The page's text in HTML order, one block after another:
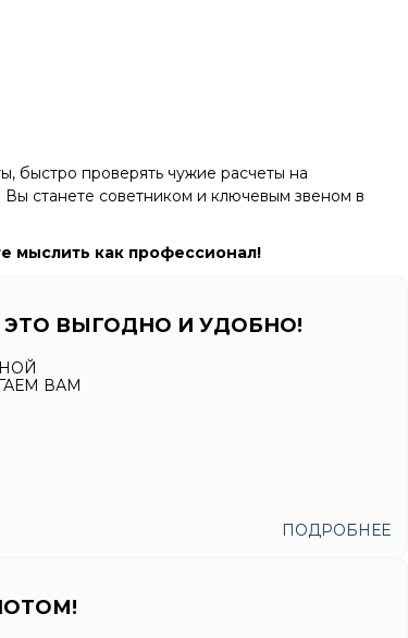
быстро проверять чужие расчеты на
Вы станете советником и ключевым звеном в
мыслить как профессионал!
ВЫГОДНО И УДОБНО!
ВАМ
ПОДРОБНЕЕ